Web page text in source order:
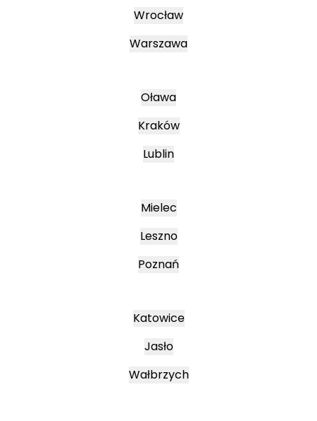
Wrocław
Warszawa
Oława
Kraków
Lublin
Mielec
Leszno
Poznań
Katowice
Jasło
Wałbrzych